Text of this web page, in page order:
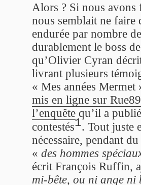
Alors ? Si nous avons
nous semblait ne faire
endurée par nombre
durablement le boss
qu’Olivier Cyran
livrant plusieurs
« Mes années
mis en ligne sur Rue89
l’enquête qu’il a
contestés1. Tout juste
nécessaire, pendant
« des hommes
écrit François Ruffin,
mi-bête, ou ni ange ni